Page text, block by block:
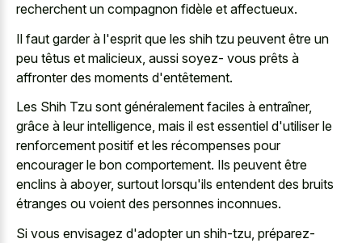
recherchent un compagnon fidèle et affectueux.
Il faut garder à l'esprit que les shih tzu peuvent être un
peu têtus et malicieux, aussi soyez- vous prêts à
affronter des moments d'entêtement.
Les Shih Tzu sont généralement faciles à entraîner,
grâce à leur intelligence, mais il est essentiel d'utiliser le
renforcement positif et les récompenses pour
encourager le bon comportement. Ils peuvent être
enclins à aboyer, surtout lorsqu'ils entendent des bruits
étranges ou voient des personnes inconnues.
Si vous envisagez d'adopter un shih-tzu, préparez-